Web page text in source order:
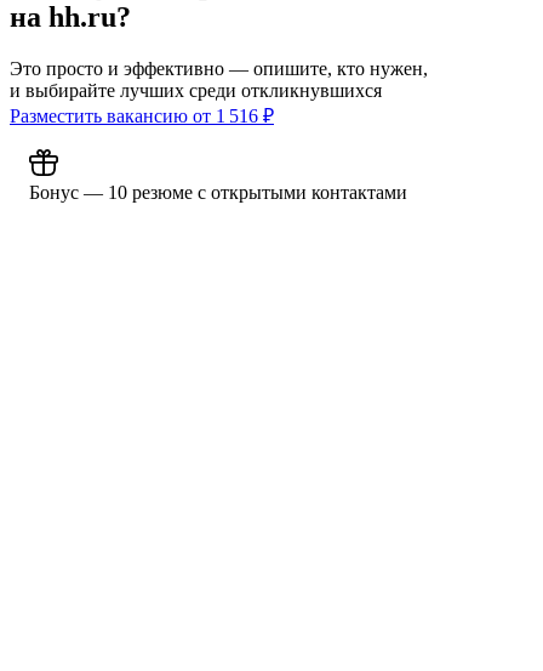
на hh.ru?
Это просто и эффективно — опишите, кто нужен,
и выбирайте лучших среди откликнувшихся
Разместить вакансию от 1 516 ₽
Бонус — 10 резюме с открытыми контактами